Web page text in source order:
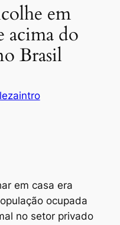
em
acima do
Brasil
em casa era
ocupada
no setor privado